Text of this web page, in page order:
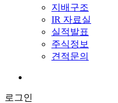
지배구조
IR 자료실
실적발표
주식정보
견적문의
로그인